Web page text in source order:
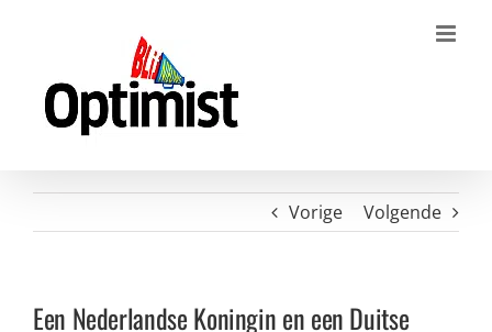
Vorige Volgende
Een Nederlandse Koningin en een Duitse